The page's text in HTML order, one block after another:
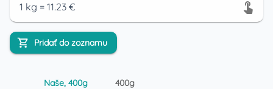
1 kg = 11.23 €
Pridať do zoznamu
Naše, 400g 400g